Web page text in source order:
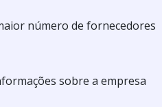
número de fornecedores
sobre a empresa